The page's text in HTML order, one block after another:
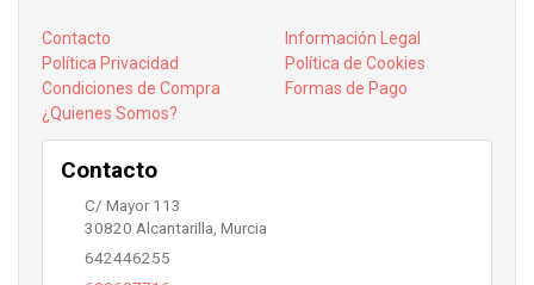
Contacto
Información Legal
Política Privacidad
Política de Cookies
Condiciones de Compra
Formas de Pago
¿Quienes Somos?
Contacto
C/ Mayor 113
30820 Alcantarilla, Murcia
642446255